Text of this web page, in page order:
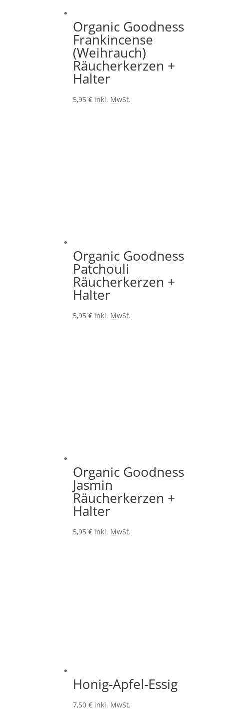
Organic Goodness
Frankincense
(Weihrauch)
Räucherkerzen +
Halter
5,95 € inkl. MwSt.
Organic Goodness
Patchouli
Räucherkerzen +
Halter
5,95 € inkl. MwSt.
Organic Goodness
Jasmin
Räucherkerzen +
Halter
5,95 € inkl. MwSt.
Honig-Apfel-Essig
7,50 € inkl. MwSt.